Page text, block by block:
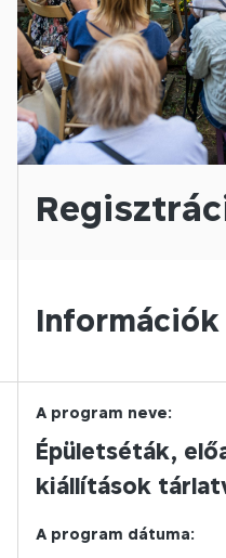
Információk
A program neve:
Épületséták,
kiállítások
A program dátuma: